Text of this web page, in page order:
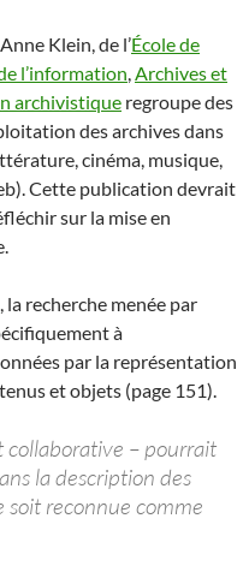
Klein, de l’École de
l’information Archives et
archivistique regroupe des
des archives dans
cinéma, musique,
Cette publication devrait
sur la mise en
, la recherche menée par
à
par la représentation
et objets (page 151).
collaborative – pourrait
la description des
reconnue comme